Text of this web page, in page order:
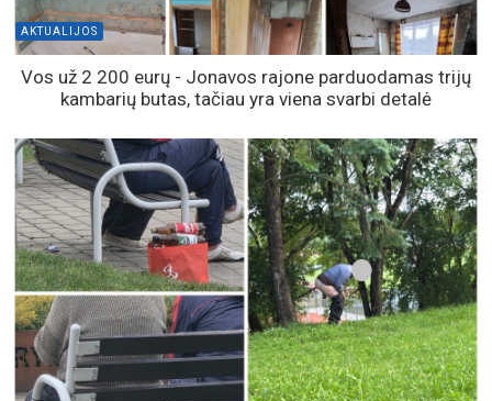
AKTUALIJOS
Vos už 2 200 eurų - Jonavos rajone parduodamas trijų
kambarių butas, tačiau yra viena svarbi detalė